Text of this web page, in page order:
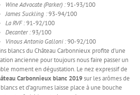
Wine Advocate (Parker) :91-93/100
James Suckling :93-94/100
La RVF :91-92/100
Decanter :93/100
Vinous Antonio Galloni :90-92/100
blancs du Château Carbonnieux profite d’une
ancienne pour toujours nous faire passer un
moment en dégustation. Le nez expressif de
Carbonnieux blanc 2019sur les arômes de
et d’agrumes laisse place à une bouche